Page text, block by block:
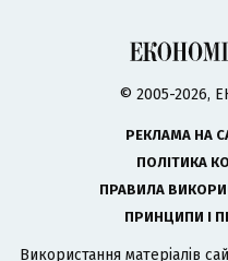
© 2005-2026,
РЕКЛАМА НА
ПОЛІТИКА
ПРАВИЛА
ПРИНЦИПИ І
Використання матеріалів